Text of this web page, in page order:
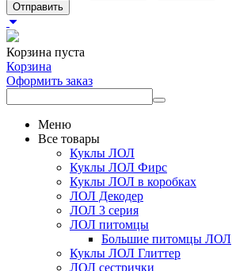
Отправить
Корзина пуста
Корзина
Оформить заказ
Меню
Все товары
Куклы ЛОЛ
Куклы ЛОЛ Фирс
Куклы ЛОЛ в коробках
ЛОЛ Декодер
ЛОЛ 3 серия
ЛОЛ питомцы
Большие питомцы ЛОЛ
Куклы ЛОЛ Глиттер
ЛОЛ сестрички